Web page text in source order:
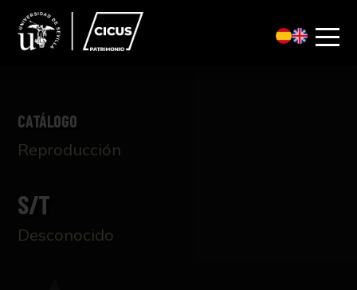
CATÁLOGO
Reproducción
S/T
Desconocido